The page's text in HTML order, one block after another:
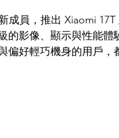
成員，推出 Xiaomi
的影像、顯示與性能
偏好輕巧機身的用戶，